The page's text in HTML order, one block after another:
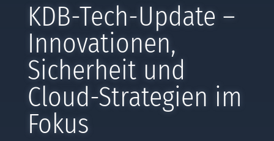
KDB-Tech-Update –
Innovationen,
Sicherheit und
Cloud-Strategien im
Fokus